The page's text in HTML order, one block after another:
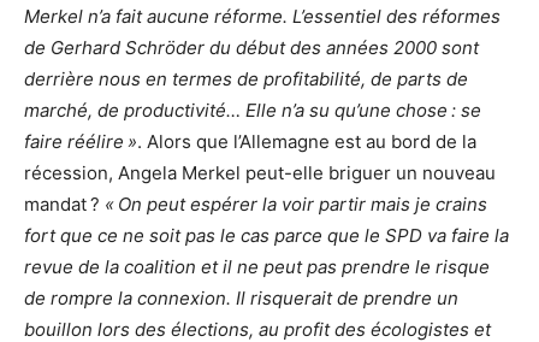
Merkel n’a fait aucune réforme. L’essentiel des réformes
de Gerhard Schröder du début des années 2000 sont
derrière nous en termes de profitabilité, de parts de
marché, de productivité… Elle n’a su qu’une chose : se
faire réélire ». Alors que l’Allemagne est au bord de la
récession, Angela Merkel peut-elle briguer un nouveau
mandat ? « On peut espérer la voir partir mais je crains
fort que ce ne soit pas le cas parce que le SPD va faire la
revue de la coalition et il ne peut pas prendre le risque
de rompre la connexion. Il risquerait de prendre un
bouillon lors des élections, au profit des écologistes et